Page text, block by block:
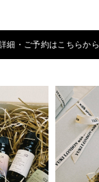
細・ご予約はこちらから